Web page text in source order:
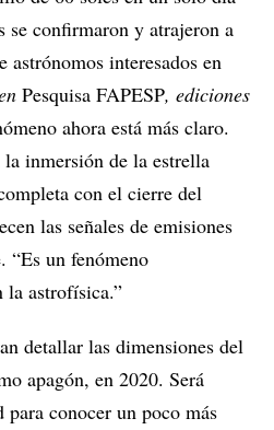
se confirmaron y atrajeron a
astrónomos interesados en
Pesquisa FAPESP, ediciones
ahora está más claro.
inmersión de la estrella
con el cierre del
las señales de emisiones
“Es un fenómeno
la astrofísica.”
detallar las dimensiones del
apagón, en 2020. Será
conocer un poco más